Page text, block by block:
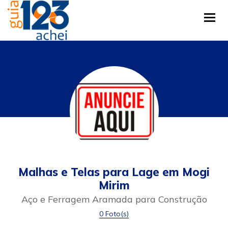
Malhas e Telas para Lage em Mogi
Mirim
Aço e Ferragem Aramada para Construção
0 Foto(s)